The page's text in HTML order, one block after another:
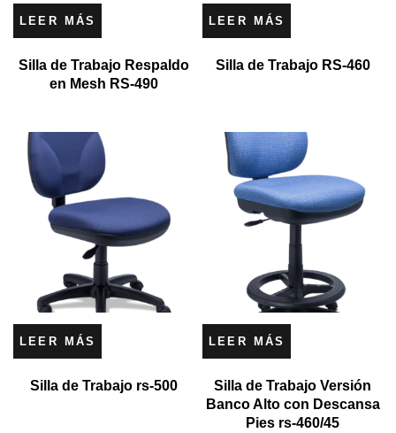
LEER MÁS
Silla de Trabajo Respaldo
en Mesh RS-490
LEER MÁS
Silla de Trabajo RS-460
LEER MÁS
Silla de Trabajo rs-500
LEER MÁS
Silla de Trabajo Versión
Banco Alto con Descansa
Pies rs-460/45